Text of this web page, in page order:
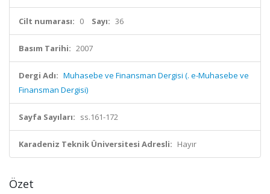
Cilt numarası: 0 Sayı: 36
Basım Tarihi: 2007
Dergi Adı: Muhasebe ve Finansman Dergisi (. e-Muhasebe ve
Finansman Dergisi)
Sayfa Sayıları: ss.161-172
Karadeniz Teknik Üniversitesi Adresli: Hayır
Özet